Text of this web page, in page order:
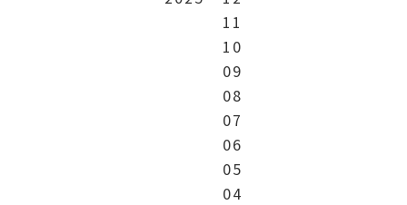
11
10
09
08
07
06
05
04